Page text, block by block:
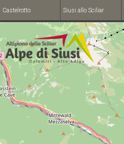
Castelrotto Siusi allo Sciliar